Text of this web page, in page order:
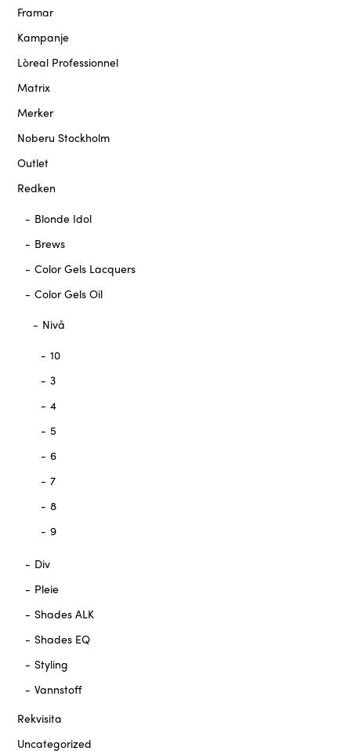
Framar
Kampanje
Lòreal Professionnel
Matrix
Merker
Noberu Stockholm
Outlet
Redken
Blonde Idol
Brews
Color Gels Lacquers
Color Gels Oil
Nivå
10
3
4
5
6
7
8
9
Div
Pleie
Shades ALK
Shades EQ
Styling
Vannstoff
Rekvisita
Uncategorized